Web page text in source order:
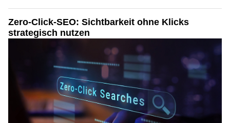
Zero-Click-SEO: Sichtbarkeit ohne Klicks
strategisch nutzen